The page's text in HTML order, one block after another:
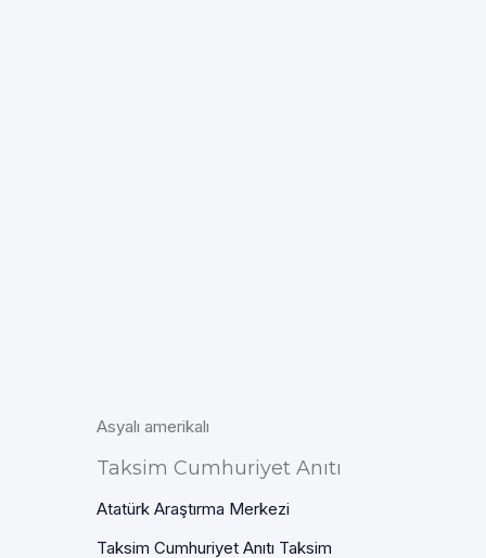
Asyalı amerikalı
Taksim Cumhuriyet Anıtı
Atatürk Araştırma Merkezi
Taksim Cumhuriyet Anıtı Taksim